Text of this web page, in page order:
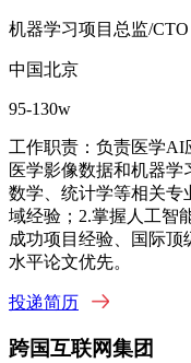
机器学习项目总监/CTO
中国北京
95-130w
工作职责：负责医学AI
医学影像数据和机器学
数学、统计学等相关专
域经验；2.掌握人工智
成功项目经验、国际
水平论文优先。
投递简历
跨国互联网集团